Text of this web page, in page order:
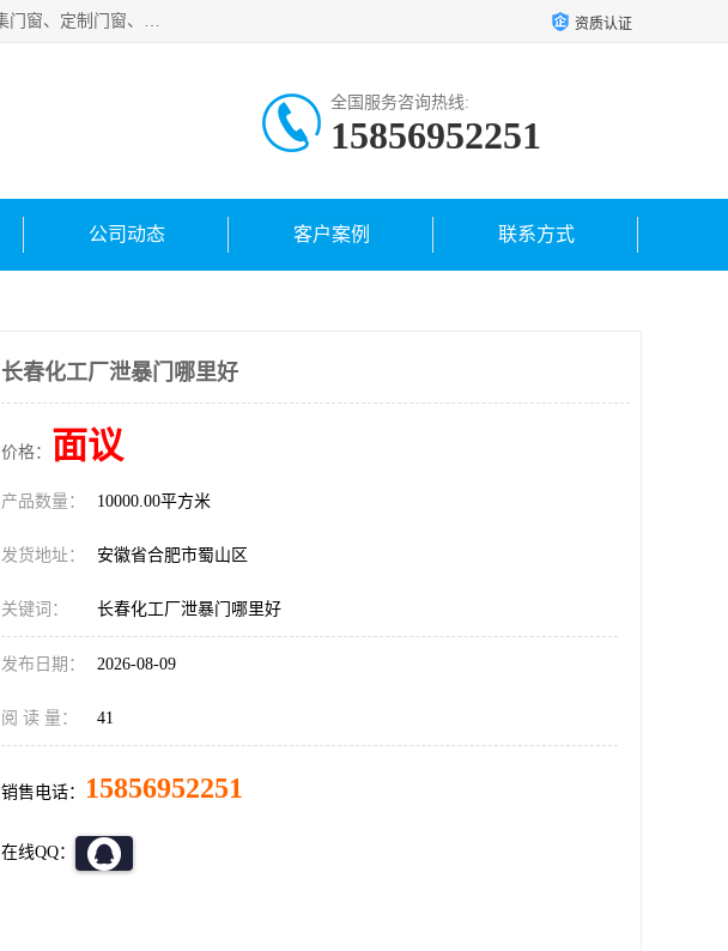
安徽吉运祥智能技术有限公司是一家钢大门厂家，公司集智能自动门窗、钢木门、特种门窗、工业门窗、图集门窗、定制门窗、非标门窗等通道产品的研发设计、制作、安装于一体的综合性、性高新技术企业。 资质认证
全国服务咨询热线:
15856952251
公司动态 客户案例 联系方式
长春化工厂泄暴门哪里好
价格： 面议
产品数量： 10000.00平方米
发货地址： 安徽省合肥市蜀山区
关键词： 长春化工厂泄暴门哪里好
发布日期： 2026-08-09
阅 读 量： 41
销售电话： 15856952251
在线QQ：